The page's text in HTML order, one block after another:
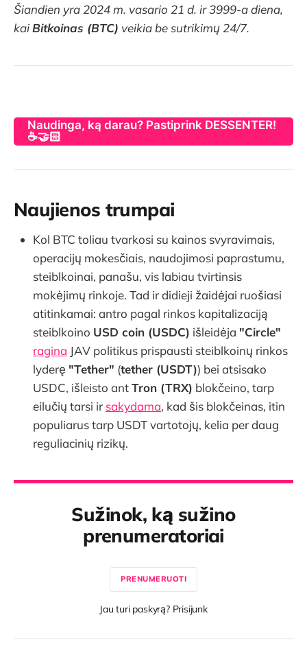
Šiandien yra 2024 m. vasario 21 d. ir 3999-a diena,
kaiBitkoinas (BTC) veikia be sutrikimų 24/7.
Naudinga, ką darau? Pastiprink DESSENTER!
☕🤝🏻
Naujienos trumpai
Kol BTC toliau tvarkosi su kainos svyravimais,
operacijų mokesčiais, naudojimosi paprastumu,
steiblkoinai, panašu, vis labiau tvirtinsis
mokėjimų rinkoje. Tad ir didieji žaidėjai ruošiasi
atitinkamai: antro pagal rinkos kapitalizaciją
steiblkoino USD coin (USDC) išleidėja "Circle"
ragina JAV politikus prispausti steiblkoinų rinkos
lyderę "Tether" (tether (USDT)) bei atsisako
USDC, išleisto antTron (TRX) blokčeino, tarp
eilučių tarsi ir sakydama, kad šis blokčeinas, itin
populiarus tarp USDT vartotojų, kelia per daug
reguliacinių rizikų.
Sužinok, ką sužino
prenumeratoriai
PRENUMERUOTI
Jau turi paskyrą? Prisijunk